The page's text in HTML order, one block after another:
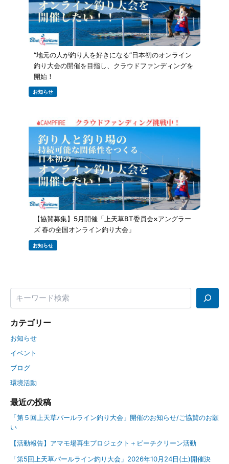
“地元の人が釣り人を好きになる”日本初のオンライン
釣り大会の開催を目指し、クラウドファンディングを
開始！
お知らせ
【協賛募集】5月開催「上天草BT委員会×アングラー
ズ 春の全国オンライン釣り大会」
お知らせ
カテゴリー
お知らせ
イベント
ブログ
環境活動
最近の投稿
「第５回上天草パールライン釣り大会」開催のお知らせ/ご協賛のお願
い
【活動報告】アマモ場再生プロジェクト＋ビーチクリーン活動
「第5回上天草パールライン釣り大会」2026年10月24日(土)開催決